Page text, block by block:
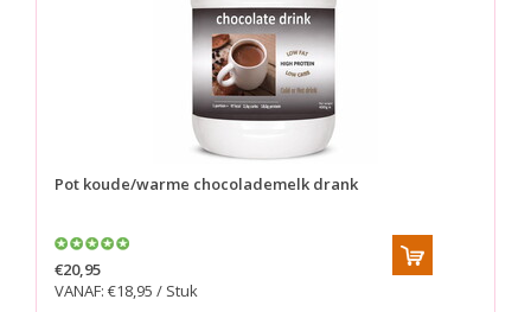
Pot koude/warme chocolademelk drank
€20,95
VANAF: €18,95 / Stuk